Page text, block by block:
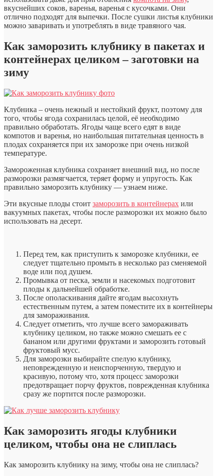
вкуснейших соков, варенья, варенья с кусочками. Они
отлично подходят для выпечки. После сушки листья клубники
можно заваривать и употреблять в виде травяного чая.
Как заморозить клубнику в пакетах и
контейнерах целиком – заготовки на
зиму
Клубника – очень нежный и нестойкий фрукт, поэтому для
того, чтобы ягода сохранилась целой, её необходимо
правильно обработать. Ягоды чаще всего едят в виде
компотов и варенья, но наибольшая питательная ценность в
плодах сохраняется при их заморозке при очень низкой
температуре.
Замороженная клубника сохраняет внешний вид, но после
разморозки размягчается, теряет форму и упругость. Как
правильно заморозить клубнику — узнаем ниже.
Эти вкусные плоды стоит заморозить в контейнерах или
вакуумных пакетах, чтобы после разморозки их можно было
использовать на десерт.
Перед тем, как приступить к заморозке клубники, ее
следует тщательно промыть в несколько раз сменяемой
воде или под душем.
Промывка от песка, земли и насекомых подготовит
плоды к дальнейшей обработке.
После ополаскивания дайте ягодам высохнуть
естественным путем, а затем поместите их в контейнеры
для замораживания.
Следует отметить, что лучше всего замораживать
клубнику целиком, но также можно смешать ее с
бананом или другими фруктами и заморозить готовый
фруктовый мусс.
Для заморозки выбирайте спелую клубнику,
неповрежденную и неиспорченную, твердую и
красивую, потому что, хотя процесс заморозки
предотвращает порчу фруктов, поврежденная клубника
сразу же портится после разморозки.
Как заморозить ягоды клубники
целиком, чтобы она не слиплась
Как заморозить клубнику на зиму, чтобы она не слиплась?